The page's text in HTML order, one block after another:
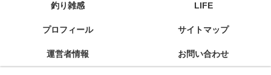
釣り雑感 LIFE
プロフィール サイトマップ
運営者情報 お問い合わせ